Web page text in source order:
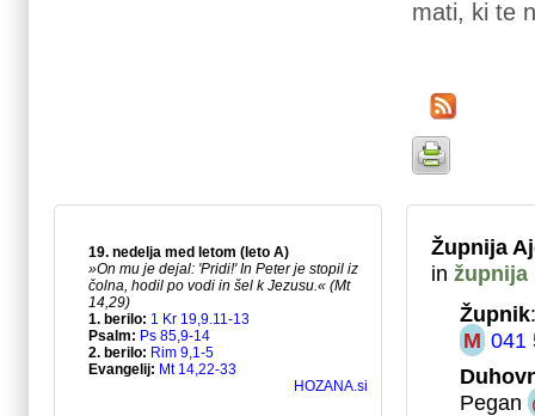
mati, ki te
Župnija
in župnija
Župnik
M 041
Pegan